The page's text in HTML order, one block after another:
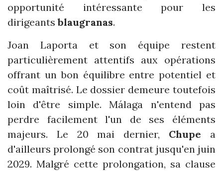
opportunité intéressante pour les
dirigeantsblaugranas.
Joan Laporta et son équipe restent
particulièrement attentifs aux opérations
offrant un bon équilibre entre potentiel et
coût maîtrisé. Le dossier demeure toutefois
loin d'être simple. Málaga n'entend pas
perdre facilement l'un de ses éléments
majeurs. Le 20 mai dernier, Chupe a
d'ailleurs prolongé son contrat jusqu'en juin
2029. Malgré cette prolongation, sa clause